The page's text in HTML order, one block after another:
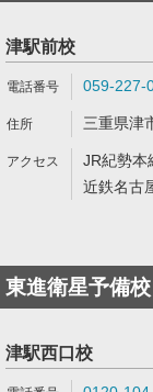
津駅前校
059-227-
三重県津
JR紀勢本
近鉄名古
東進衛星予備校
津駅西口校